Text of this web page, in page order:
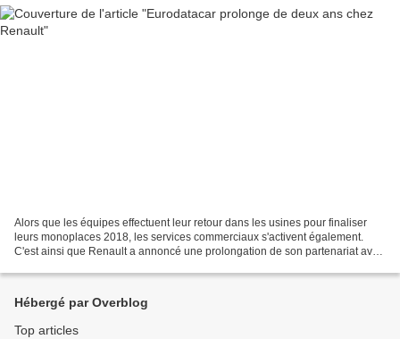
Alors que les équipes effectuent leur retour dans les usines pour finaliser
leurs monoplaces 2018, les services commerciaux s'activent également.
C'est ainsi que Renault a annoncé une prolongation de son partenariat avec
Hébergé par Overblog
Top articles